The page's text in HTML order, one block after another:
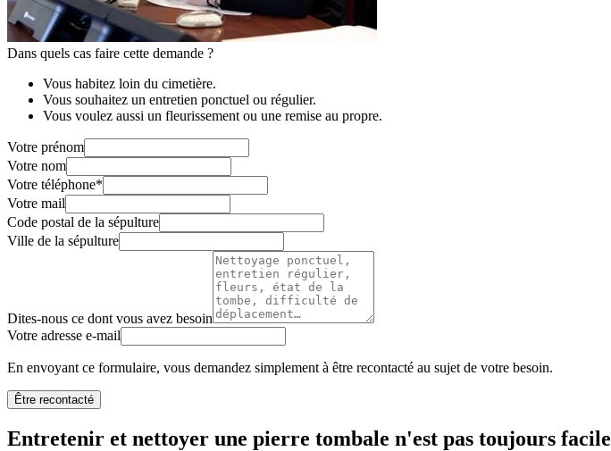
Dans quels cas faire cette demande ?
Vous habitez loin du cimetière.
Vous souhaitez un entretien ponctuel ou régulier.
Vous voulez aussi un fleurissement ou une remise au propre.
Votre prénom
Votre nom
Votre téléphone*
Votre mail
Code postal de la sépulture
Ville de la sépulture
Dites-nous ce dont vous avez besoin
Votre adresse e-mail
En envoyant ce formulaire, vous demandez simplement à être recontacté au sujet de votre besoin.
Être recontacté
Entretenir et nettoyer une pierre tombale n'est pas toujours facile